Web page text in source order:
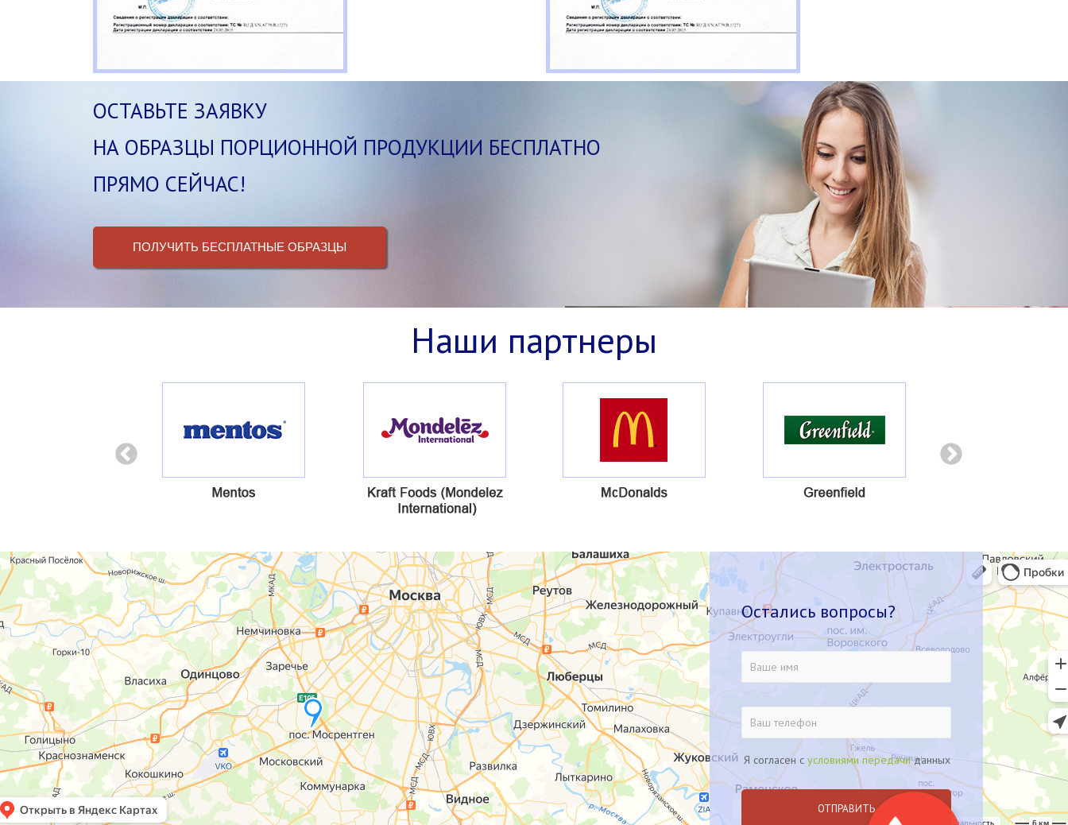
ОСТАВЬТЕ ЗАЯВКУ
НА ОБРАЗЦЫ ПОРЦИОННОЙ ПРОДУКЦИИ БЕСПЛАТНО
ПРЯМО СЕЙЧАС!
ПОЛУЧИТЬ БЕСПЛАТНЫЕ ОБРАЗЦЫ
Наши партнеры
Остались вопросы?
Я согласен сусловиями передачиданных